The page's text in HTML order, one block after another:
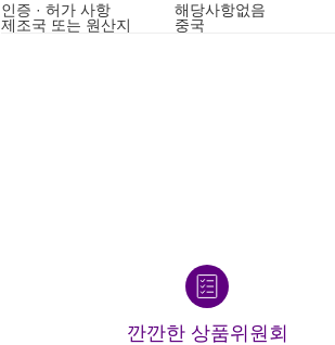
인증 · 허가 사항
해당사항없음
제조국 또는 원산지 중국
깐깐한 상품위원회